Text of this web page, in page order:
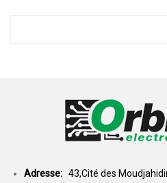
Adresse: 43,Cité des